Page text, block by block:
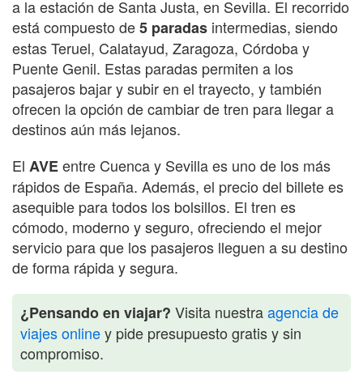
a la estación de Santa Justa, en Sevilla. El recorrido
está compuesto de5 paradas intermedias, siendo
estas Teruel, Calatayud, Zaragoza, Córdoba y
Puente Genil. Estas paradas permiten a los
pasajeros bajar y subir en el trayecto, y también
ofrecen la opción de cambiar de tren para llegar a
destinos aún más lejanos.
El AVEentre Cuenca y Sevilla es uno de los más
rápidos de España. Además, el precio del billete es
asequible para todos los bolsillos. El tren es
cómodo, moderno y seguro, ofreciendo el mejor
servicio para que los pasajeros lleguen a su destino
de forma rápida y segura.
¿Pensando en viajar? Visita nuestraagencia de
viajes onliney pide presupuesto gratis y sin
compromiso.